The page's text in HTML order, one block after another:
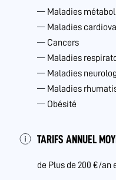
Maladies
Maladies
Cancers
Maladies
Maladies
Maladies
Obésité
TARIFS ANNUEL
de Plus de 200 €/an